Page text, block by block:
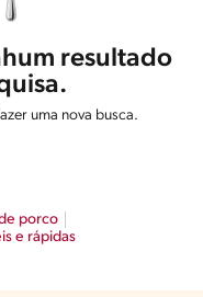
resultado
uma nova busca.
porco
e rápidas